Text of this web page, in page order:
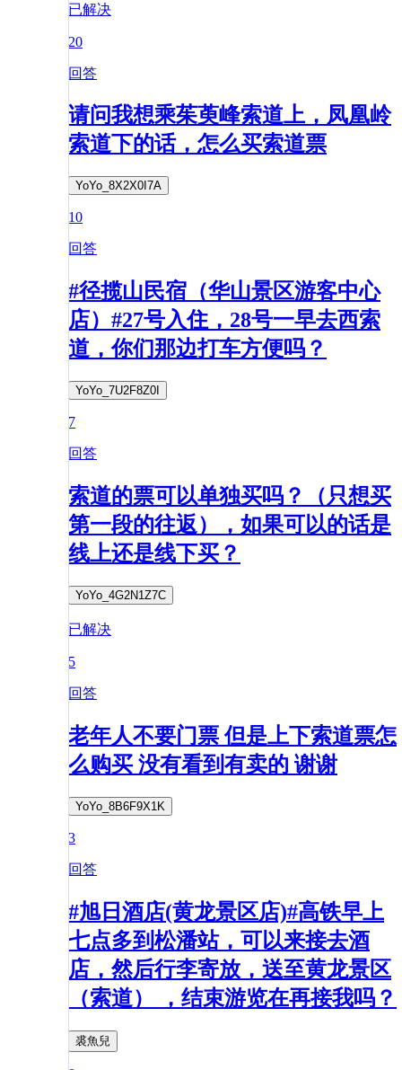
已解决
20
回答
请问我想乘茱萸峰索道上，凤凰岭
索道下的话，怎么买索道票
YoYo_8X2X0I7A
10
回答
#径揽山民宿（华山景区游客中心
店）#27号入住，28号一早去西索
道，你们那边打车方便吗？
YoYo_7U2F8Z0I
7
回答
索道的票可以单独买吗？（只想买
第一段的往返），如果可以的话是
线上还是线下买？
YoYo_4G2N1Z7C
已解决
5
回答
老年人不要门票 但是上下索道票怎
么购买 没有看到有卖的 谢谢
YoYo_8B6F9X1K
3
回答
#旭日酒店(黄龙景区店)#高铁早上
七点多到松潘站，可以来接去酒
店，然后行李寄放，送至黄龙景区
（索道） ，结束游览在再接我吗？
裘魚兒